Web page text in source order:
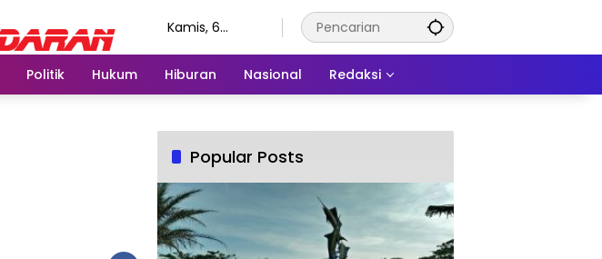
Kamis, 6
Politik Hukum Hiburan Nasional Redaksi
Popular Posts